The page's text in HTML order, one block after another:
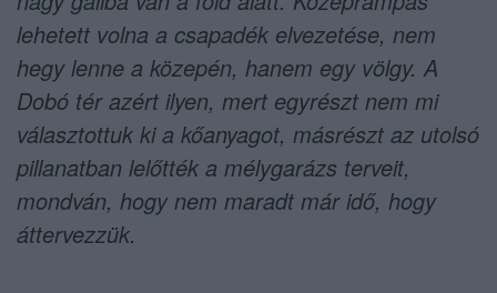
lehetett volna a csapadék elvezetése, nem
hegy lenne a közepén, hanem egy völgy. A
Dobó tér azért ilyen, mert egyrészt nem mi
választottuk ki a kőanyagot, másrészt az utolsó
pillanatban lelőtték a mélygarázs terveit,
mondván, hogy nem maradt már idő, hogy
áttervezzük.